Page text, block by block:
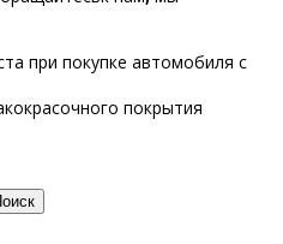
при покупке автомобиля с
покрытия